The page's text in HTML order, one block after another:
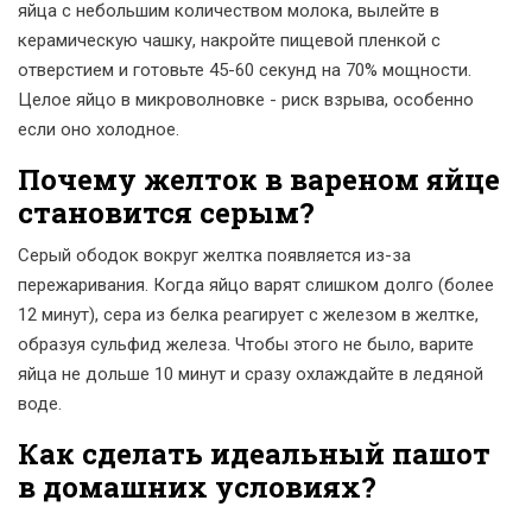
яйца с небольшим количеством молока, вылейте в
керамическую чашку, накройте пищевой пленкой с
отверстием и готовьте 45-60 секунд на 70% мощности.
Целое яйцо в микроволновке - риск взрыва, особенно
если оно холодное.
Почему желток в вареном яйце
становится серым?
Серый ободок вокруг желтка появляется из-за
пережаривания. Когда яйцо варят слишком долго (более
12 минут), сера из белка реагирует с железом в желтке,
образуя сульфид железа. Чтобы этого не было, варите
яйца не дольше 10 минут и сразу охлаждайте в ледяной
воде.
Как сделать идеальный пашот
в домашних условиях?